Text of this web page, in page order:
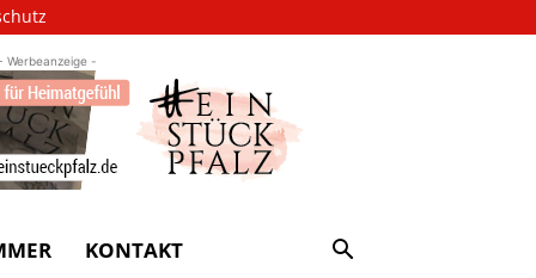
Werbeanzeige -
KONTAKT